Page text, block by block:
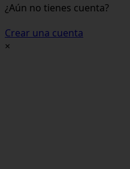
¿Aún no tienes cuenta?
Crear una cuenta
×